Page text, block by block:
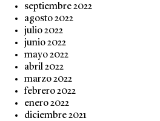
septiembre 2022
agosto 2022
julio 2022
junio 2022
mayo 2022
abril 2022
marzo 2022
febrero 2022
enero 2022
diciembre 2021